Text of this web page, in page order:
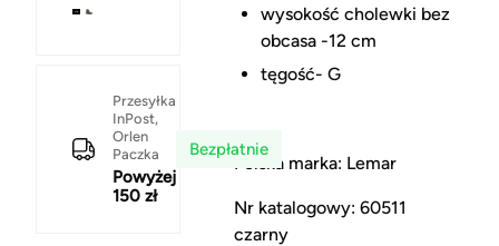
Przesyłka
InPost,
Orlen
Paczka
Powyżej
150 zł
Bezpłatnie
wysokość cholewki bez
obcasa -12 cm
tęgość- G
Polska marka: Lemar
Nr katalogowy: 60511
czarny